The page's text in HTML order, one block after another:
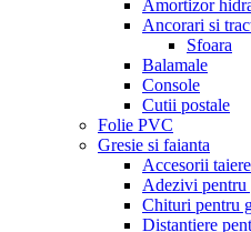
Amortizor
Ancorari si
Sfoara
Balamale
Console
Cutii postale
Folie PVC
Gresie si faianta
Accesorii
Adezivi pentru
Chituri pentru
Distantiere